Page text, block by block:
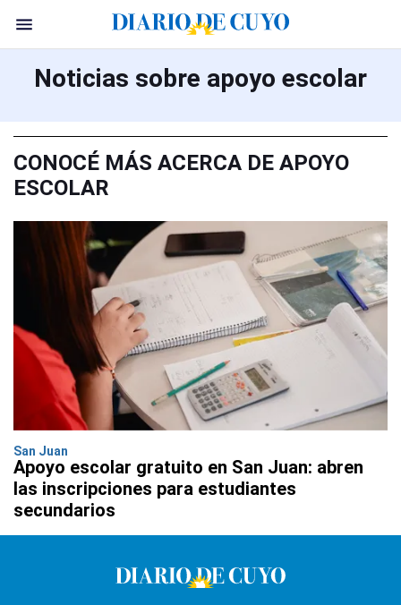
Noticias sobre apoyo escolar
CONOCÉ MÁS ACERCA DE APOYO
ESCOLAR
San Juan
Apoyo escolar gratuito en San Juan: abren
las inscripciones para estudiantes
secundarios